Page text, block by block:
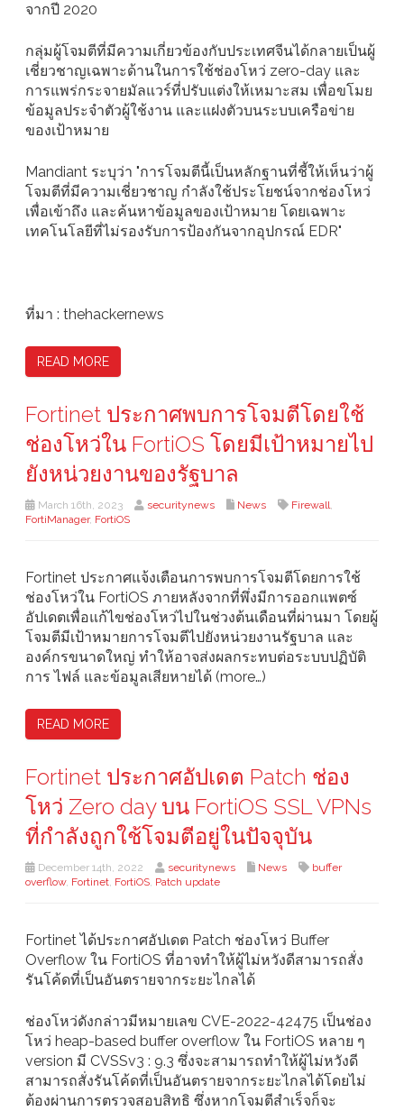
จากปี 2020
กลุ่มผู้โจมตีที่มีความเกี่ยวข้องกับประเทศจีนได้กลายเป็นผู้
เชี่ยวชาญเฉพาะด้านในการใช้ช่องโหว่ zero-day และ
การแพร่กระจายมัลแวร์ที่ปรับแต่งให้เหมาะสม เพื่อขโมย
ข้อมูลประจำตัวผู้ใช้งาน และแฝงตัวบนระบบเครือข่าย
ของเป้าหมาย
Mandiant ระบุว่า "การโจมตีนี้เป็นหลักฐานที่ชี้ให้เห็นว่าผู้
โจมตีที่มีความเชี่ยวชาญ กำลังใช้ประโยชน์จากช่องโหว่
เพื่อเข้าถึง และค้นหาข้อมูลของเป้าหมาย โดยเฉพาะ
เทคโนโลยีที่ไม่รองรับการป้องกันจากอุปกรณ์ EDR"
ที่มา : thehackernews
READ MORE
Fortinet ประกาศพบการโจมตีโดยใช้
ช่องโหว่ใน FortiOS โดยมีเป้าหมายไป
ยังหน่วยงานของรัฐบาล
March 16th, 2023 securitynews News Firewall,
FortiManager, FortiOS
Fortinet ประกาศแจ้งเตือนการพบการโจมตีโดยการใช้
ช่องโหว่ใน FortiOS ภายหลังจากที่พึ่งมีการออกแพตซ์
อัปเดตเพื่อแก้ไขช่องโหว่ไปในช่วงต้นเดือนที่ผ่านมา โดยผู้
โจมตีมีเป้าหมายการโจมตีไปยังหน่วยงานรัฐบาล และ
องค์กรขนาดใหญ่ ทำให้อาจส่งผลกระทบต่อระบบปฏิบัติ
การ ไฟล์ และข้อมูลเสียหายได้ (more…)
READ MORE
Fortinet ประกาศอัปเดต Patch ช่อง
โหว่ Zero day บน FortiOS SSL VPNs
ที่กำลังถูกใช้โจมตีอยู่ในปัจจุบัน
December 14th, 2022 securitynews News
buffer
overflow, Fortinet, FortiOS, Patch update
Fortinet ได้ประกาศอัปเดต Patch ช่องโหว่ Buffer
Overflow ใน FortiOS ที่อาจทำให้ผู้ไม่หวังดีสามารถสั่ง
รันโค้ดที่เป็นอันตรายจากระยะไกลได้
ช่องโหว่ดังกล่าวมีหมายเลข CVE-2022-42475 เป็นช่อง
โหว่ heap-based buffer overflow ใน FortiOS หลาย ๆ
version มี CVSSv3 : 9.3 ซึ่งจะสามารถทำให้ผู้ไม่หวังดี
สามารถสั่งรันโค้ดที่เป็นอันตรายจากระยะไกลได้โดยไม่
ต้องผ่านการตรวจสอบสิทธิ ซึ่งหากโจมตีสำเร็จก็จะ